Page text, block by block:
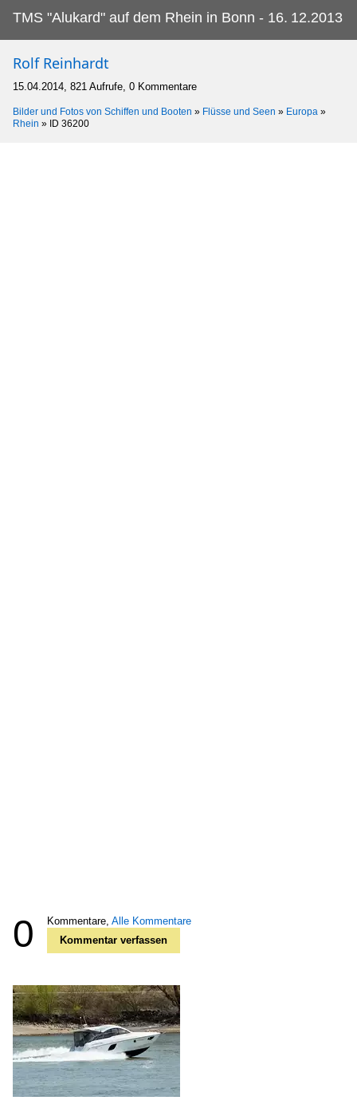
TMS "Alukard" auf dem Rhein in Bonn - 16. 12.2013
Rolf Reinhardt
15.04.2014, 821 Aufrufe, 0 Kommentare
Bilder und Fotos von Schiffen und Booten » Flüsse und Seen » Europa »
Rhein » ID 36200
0 Kommentare, Alle Kommentare
Kommentar verfassen